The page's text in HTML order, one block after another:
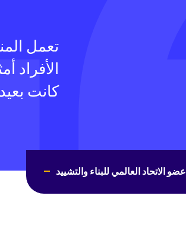
تعمل
الأفراد
كانت
عضو الاتحاد العالمي للبناء والتشييد